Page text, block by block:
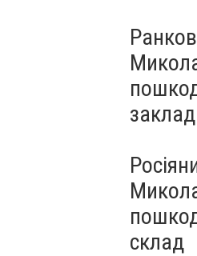
заклад
склад